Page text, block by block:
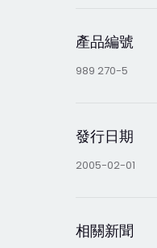
產品編號
989 270-5
發行日期
2005-02-01
相關新聞